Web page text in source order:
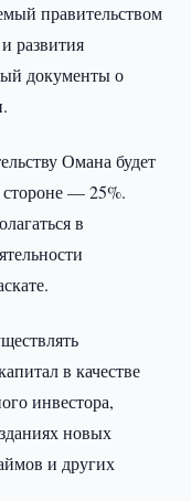
правительством
развития
документы о
Омана будет
стороне — 25%.
в
в качестве
инвестора,
новых
и других